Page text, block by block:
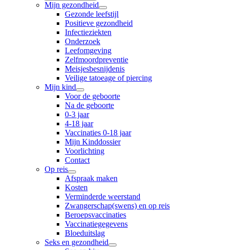
Mijn gezondheid
Gezonde leefstijl
Positieve gezondheid
Infectieziekten
Onderzoek
Leefomgeving
Zelfmoordpreventie
Meisjesbesnijdenis
Veilige tatoeage of piercing
Mijn kind
Voor de geboorte
Na de geboorte
0-3 jaar
4-18 jaar
Vaccinaties 0-18 jaar
Mijn Kinddossier
Voorlichting
Contact
Op reis
Afspraak maken
Kosten
Verminderde weerstand
Zwangerschap(swens) en op reis
Beroepsvaccinaties
Vaccinatiegegevens
Bloeduitslag
Seks en gezondheid